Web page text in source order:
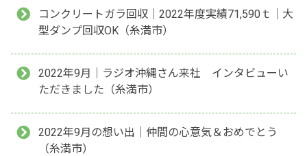
コンクリートガラ回収｜2022年度実績71,590ｔ｜大
型ダンプ回収OK（糸満市）
2022年9月｜ラジオ沖縄さん来社 インタビューい
ただきました（糸満市）
2022年9月の想い出｜仲間の心意気＆おめでとう
（糸満市）